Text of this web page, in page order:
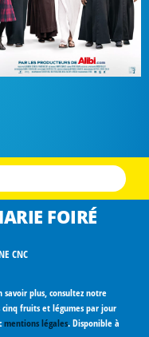
FOIRÉ
CNC
savoir plus, consultez notre
fruits et légumes par jour
mentions légales. Disponible à